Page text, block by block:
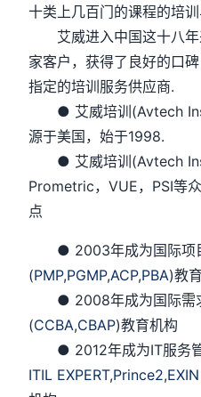
十类上几百门的课程的培训
艾威进入中国这十八年
家客户，获得了良好的口
指定的培训服务供应商.
● 艾威培训(Avtech
源于美国，始于1998.
● 艾威培训(Avtech
Prometric，VUE，PSI等
点
● 2003年成为国际项
(PMP,PGMP,ACP,PBA)教
● 2008年成为国际需求
(CCBA,CBAP)教育机构
● 2012年成为IT服务管
ITIL EXPERT,Prince2,